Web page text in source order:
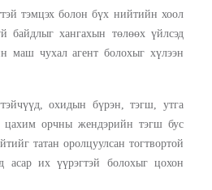
тэмцэх болон бүх нийтийн хоол
байдлыг хангахын төлөөх үйлсэд
маш чухал агент болохыг хүлээн
охидын бүрэн, тэгш, утга
орчны жендэрийн тэгш бус
татан оролцуулсан тогтвортой
асар их үүрэгтэй болохыг цохон